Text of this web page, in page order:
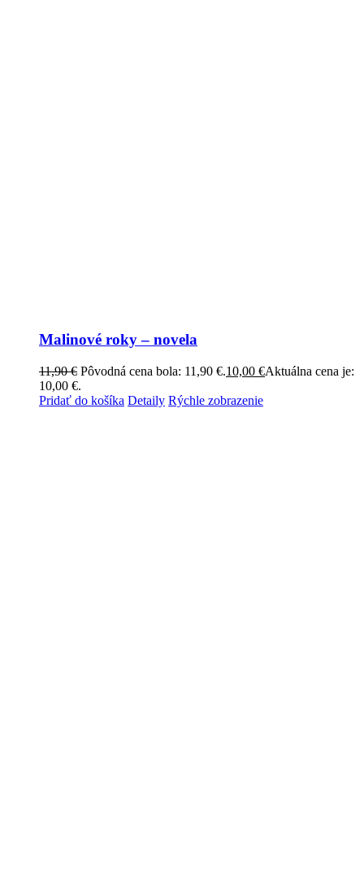
Malinové roky – novela
11,90€ Pôvodná cena bola: 11,90 €.10,00 €Aktuálna cena je:
10,00 €.
Pridať do košíka Detaily Rýchle zobrazenie